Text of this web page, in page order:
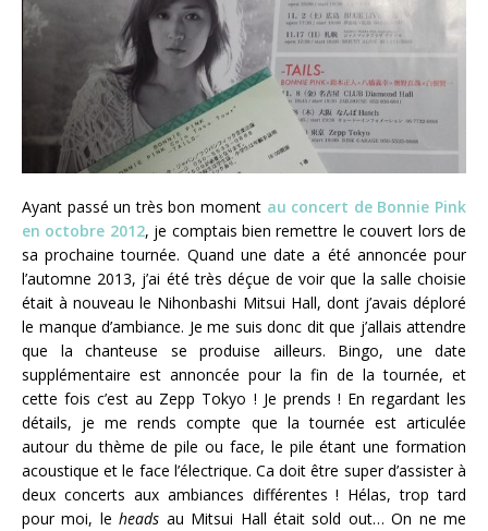
Ayant passé un très bon moment au concert de Bonnie Pink
en octobre 2012, je comptais bien remettre le couvert lors de
sa prochaine tournée. Quand une date a été annoncée pour
l’automne 2013, j’ai été très déçue de voir que la salle choisie
était à nouveau le Nihonbashi Mitsui Hall, dont j’avais déploré
le manque d’ambiance. Je me suis donc dit que j’allais attendre
que la chanteuse se produise ailleurs. Bingo, une date
supplémentaire est annoncée pour la fin de la tournée, et
cette fois c’est au Zepp Tokyo ! Je prends ! En regardant les
détails, je me rends compte que la tournée est articulée
autour du thème de pile ou face, le pile étant une formation
acoustique et le face l’électrique. Ca doit être super d’assister à
deux concerts aux ambiances différentes ! Hélas, trop tard
pour moi, leheads au Mitsui Hall était sold out… On ne me